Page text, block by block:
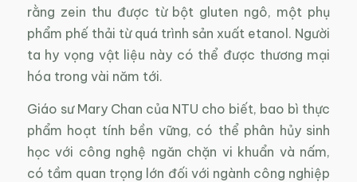
rằng zein thu được từ bột gluten ngô, một phụ
phẩm phế thải từ quá trình sản xuất etanol. Người
ta hy vọng vật liệu này có thể được thương mại
hóa trong vài năm tới.
Giáo sư Mary Chan của NTU cho biết, bao bì thực
phẩm hoạt tính bền vững, có thể phân hủy sinh
học với công nghệ ngăn chặn vi khuẩn và nấm,
có tầm quan trọng lớn đối với ngành công nghiệp